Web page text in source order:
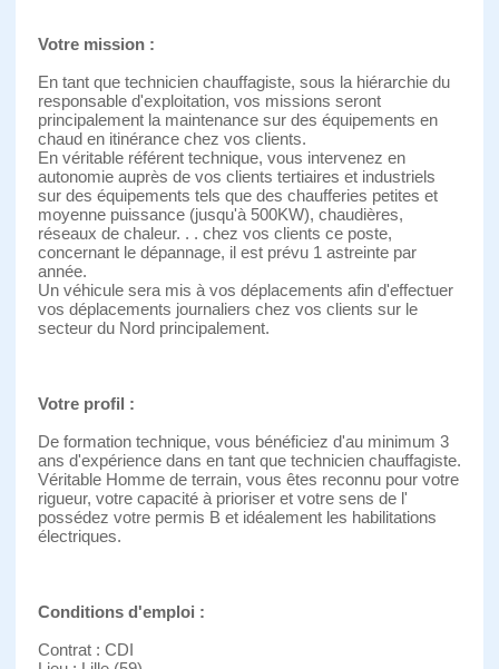
Votre mission :
En tant que technicien chauffagiste, sous la hiérarchie du
responsable d'exploitation, vos missions seront
principalement la maintenance sur des équipements en
chaud en itinérance chez vos clients.
En véritable référent technique, vous intervenez en
autonomie auprès de vos clients tertiaires et industriels
sur des équipements tels que des chaufferies petites et
moyenne puissance (jusqu'à 500KW), chaudières,
réseaux de chaleur. . . chez vos clients ce poste,
concernant le dépannage, il est prévu 1 astreinte par
année.
Un véhicule sera mis à vos déplacements afin d'effectuer
vos déplacements journaliers chez vos clients sur le
secteur du Nord principalement.
Votre profil :
De formation technique, vous bénéficiez d'au minimum 3
ans d'expérience dans en tant que technicien chauffagiste.
Véritable Homme de terrain, vous êtes reconnu pour votre
rigueur, votre capacité à prioriser et votre sens de l'
possédez votre permis B et idéalement les habilitations
électriques.
Conditions d'emploi :
Contrat : CDI